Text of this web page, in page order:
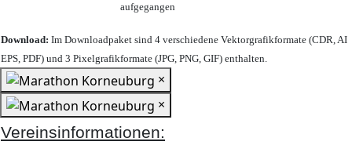
aufgegangen
Download: Im Downloadpaket sind 4 verschiedene Vektorgrafikformate (CDR, AI
EPS, PDF) und 3 Pixelgrafikformate (JPG, PNG, GIF) enthalten.
×
×
Vereinsinformationen: